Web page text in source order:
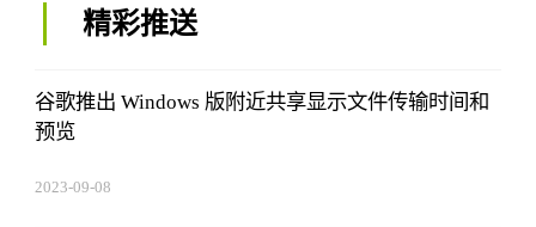
精彩推送
谷歌推出 Windows 版附近共享显示文件传输时间和
预览
2023-09-08